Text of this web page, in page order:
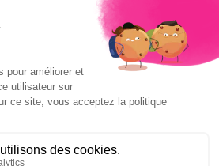
lyon.fr
(0)4 37 37 82 01